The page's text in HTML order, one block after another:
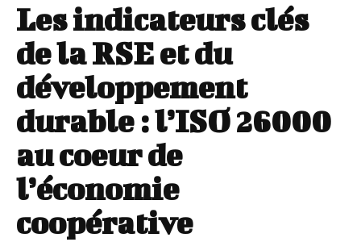
Les indicateurs clés
de la RSE et du
développement
durable : l’ISO 26000
au coeur de
l’économie
coopérative